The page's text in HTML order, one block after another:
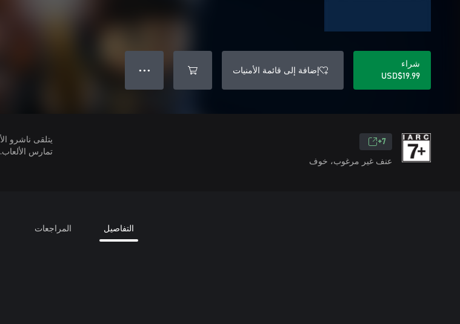
شراء
USD$19.99
إضافة إلى قائمة الأمنيات ● ● ●
7+
عنف غير مرغوب، خوف
تمارس الألعاب.
التفاصيل المراجعات